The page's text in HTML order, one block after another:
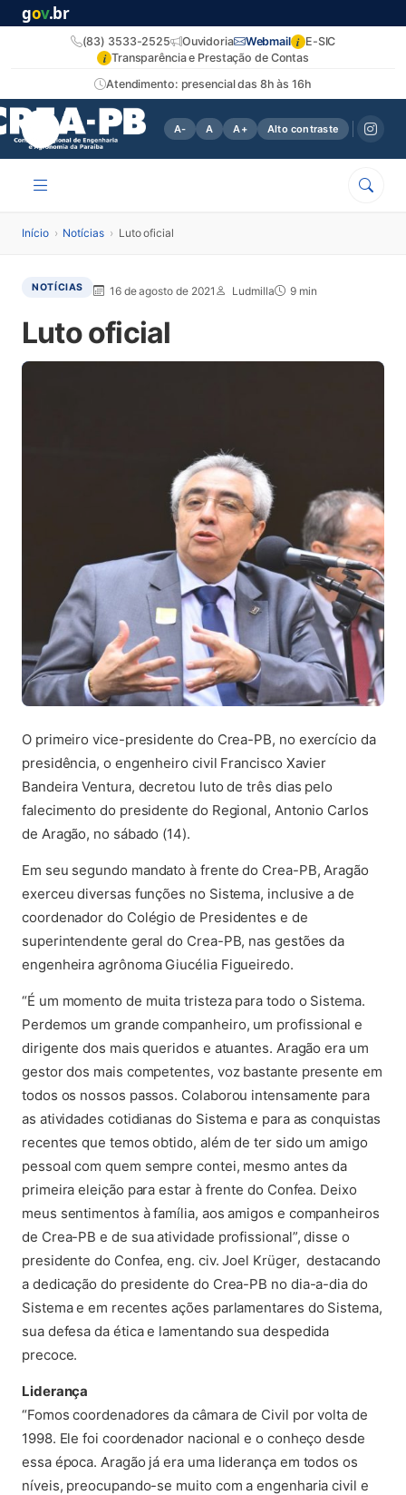
gov.br
Atendimento: presencial das 8h às 16h
(83) 3533-2525 Ouvidoria Webmail i E-SIC
i Transparência e Prestação de Contas
A- A A+ Alto contraste
Início › Notícias › Luto oficial
NOTÍCIAS 16 de agosto de 2021 Ludmilla 9 min
Luto oficial
O primeiro vice-presidente do Crea-PB, no exercício da
presidência, o engenheiro civil Francisco Xavier
Bandeira Ventura, decretou luto de três dias pelo
falecimento do presidente do Regional, Antonio Carlos
de Aragão, no sábado (14).
Em seu segundo mandato à frente do Crea-PB, Aragão
exerceu diversas funções no Sistema, inclusive a de
coordenador do Colégio de Presidentes e de
superintendente geral do Crea-PB, nas gestões da
engenheira agrônoma Giucélia Figueiredo.
“É um momento de muita tristeza para todo o Sistema.
Perdemos um grande companheiro, um profissional e
dirigente dos mais queridos e atuantes. Aragão era um
gestor dos mais competentes, voz bastante presente em
todos os nossos passos. Colaborou intensamente para
as atividades cotidianas do Sistema e para as conquistas
recentes que temos obtido, além de ter sido um amigo
pessoal com quem sempre contei, mesmo antes da
primeira eleição para estar à frente do Confea. Deixo
meus sentimentos à família, aos amigos e companheiros
de Crea-PB e de sua atividade profissional”, disse o
presidente do Confea, eng. civ. Joel Krüger, destacando
a dedicação do presidente do Crea-PB no dia-a-dia do
Sistema e em recentes ações parlamentares do Sistema,
sua defesa da ética e lamentando sua despedida
precoce.
Liderança
“Fomos coordenadores da câmara de Civil por volta de
1998. Ele foi coordenador nacional e o conheço desde
essa época. Aragão já era uma liderança em todos os
níveis, preocupando-se muito com a engenharia civil e